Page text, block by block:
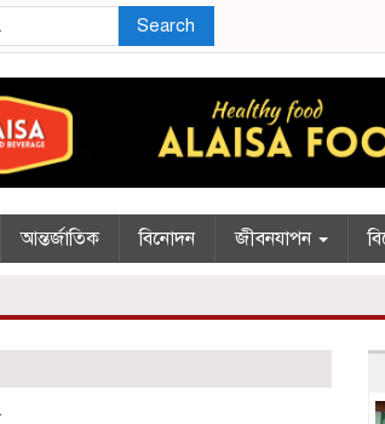
Search
আন্তর্জাতিক বিনোদন জীবনযাপন